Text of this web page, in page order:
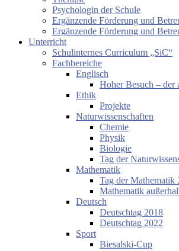
Psychologin der Schule
Ergänzende Förderung und
Ergänzende Förderung und
Unterricht
Schulinternes Curriculum „SiC“
Fachbereiche
Englisch
Hoher Besuch – der
Ethik
Projekte
Naturwissenschaften
Chemie
Physik
Biologie
Tag der
Mathematik
Tag der Mathematik
Mathematik
Deutsch
Deutschtag 2018
Deutschtag 2022
Sport
Biesalski-Cup